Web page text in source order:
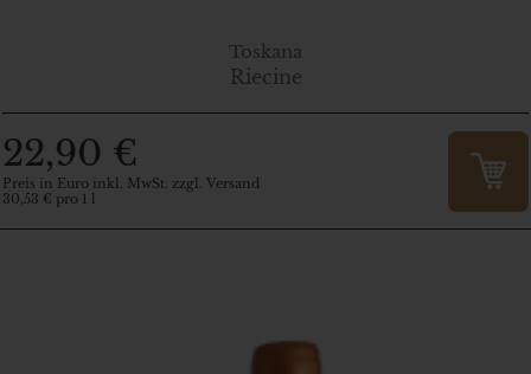
Toskana
Riecine
22,90 €
Preis in Euro inkl. MwSt. zzgl. Versand
30,53 € pro 1 l